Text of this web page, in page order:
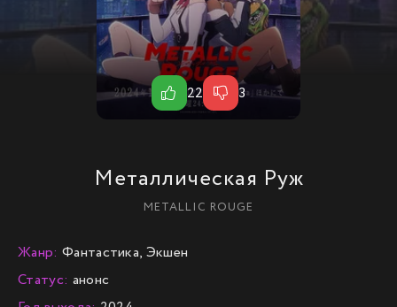
Металлическая Руж
METALLIC ROUGE
22 3
Жанр: Фантастика, Экшен
Статус: анонс